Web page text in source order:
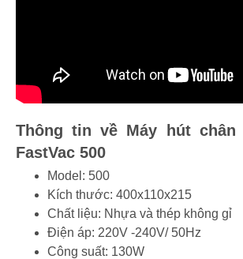
Thông tin về Máy hút chân
FastVac 500
Model: 500
Kích thước: 400x110x215
Chất liệu: Nhựa và thép không gỉ
Điện áp: 220V -240V/ 50Hz
Công suất: 130W